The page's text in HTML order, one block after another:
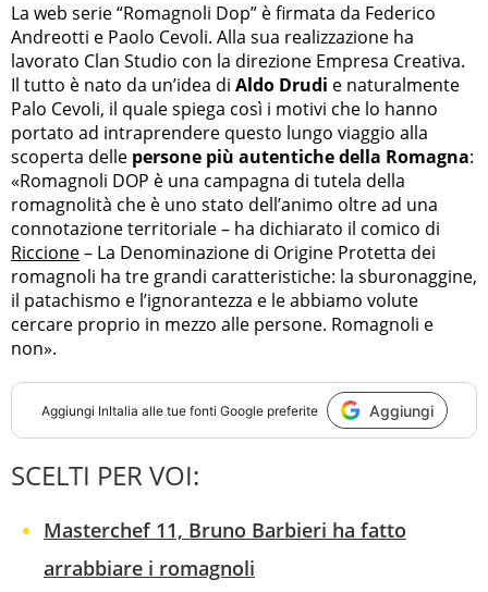
La web serie “Romagnoli Dop” è firmata da Federico
Andreotti e Paolo Cevoli. Alla sua realizzazione ha
lavorato Clan Studio con la direzione Empresa Creativa.
Il tutto è nato da un’idea di Aldo Drudi e naturalmente
Palo Cevoli, il quale spiega così i motivi che lo hanno
portato ad intraprendere questo lungo viaggio alla
scoperta delle persone più autentiche della Romagna:
«Romagnoli DOP è una campagna di tutela della
romagnolità che è uno stato dell’animo oltre ad una
connotazione territoriale – ha dichiarato il comico di
Riccione– La Denominazione di Origine Protetta dei
romagnoli ha tre grandi caratteristiche: la sburonaggine,
il patachismo e l’ignorantezza e le abbiamo volute
cercare proprio in mezzo alle persone. Romagnoli e
non».
Aggiungi InItalia alle tue fonti Google preferite Aggiungi
SCELTI PER VOI:
Masterchef 11, Bruno Barbieri ha fatto
arrabbiare i romagnoli